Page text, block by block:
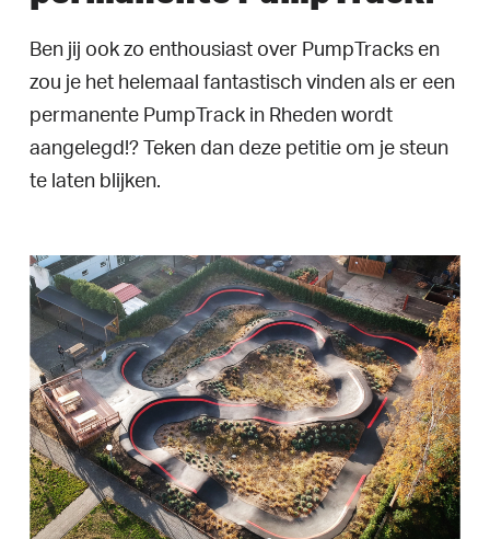
Ben jij ook zo enthousiast over PumpTracks en
zou je het helemaal fantastisch vinden als er een
permanente PumpTrack in Rheden wordt
aangelegd!? Teken dan deze petitie om je steun
te laten blijken.